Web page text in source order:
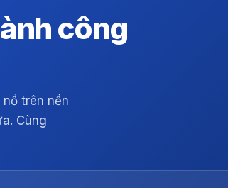
công
trên nền
Cùng